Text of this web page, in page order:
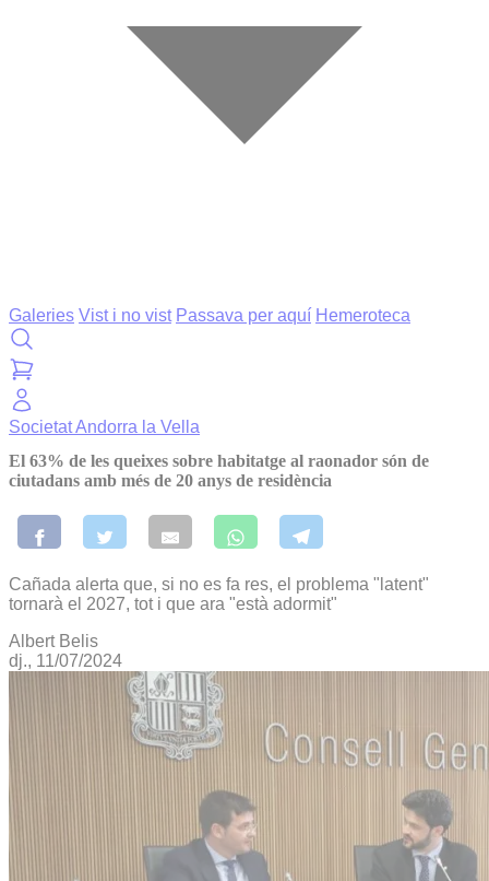
Galeries Vist i no vist Passava per aquí Hemeroteca
SocietatAndorra la Vella
El 63% de les queixes sobre habitatge al raonador són de
ciutadans amb més de 20 anys de residència
Cañada alerta que, si no es fa res, el problema "latent"
tornarà el 2027, tot i que ara "està adormit"
Albert Belis
dj., 11/07/2024